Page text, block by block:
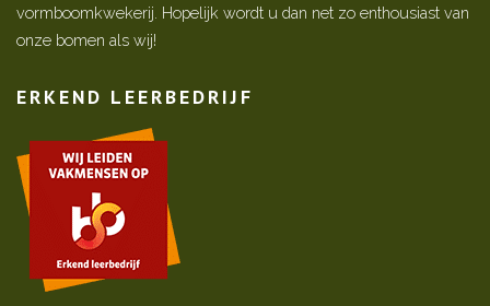
vormboomkwekerij. Hopelijk wordt u dan net zo enthousiast van
onze bomen als wij!
ERKEND LEERBEDRIJF